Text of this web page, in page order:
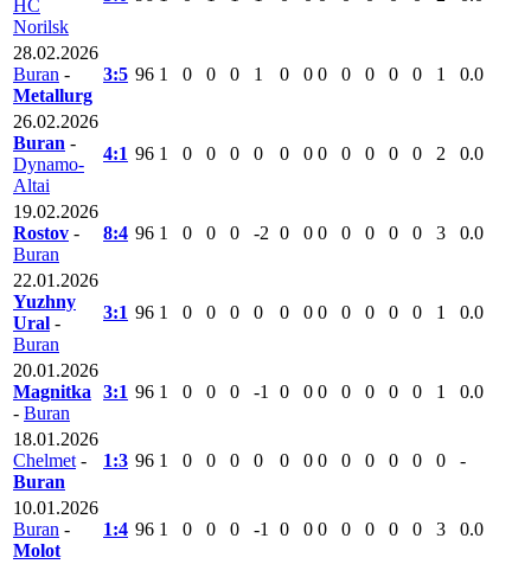
HC
Norilsk
28.02.2026
Buran -
Metallurg
3:5 96 1 0 0 0 1 0 0 0 0 0 0 0 1 0.0
26.02.2026
Buran -
Dynamo-
Altai
4:1 96 1 0 0 0 0 0 0 0 0 0 0 0 2 0.0
19.02.2026
Rostov -
Buran
8:4 96 1 0 0 0 -2 0 0 0 0 0 0 0 3 0.0
22.01.2026
Yuzhny
Ural -
Buran
3:1 96 1 0 0 0 0 0 0 0 0 0 0 0 1 0.0
20.01.2026
Magnitka
- Buran
3:1 96 1 0 0 0 -1 0 0 0 0 0 0 0 1 0.0
18.01.2026
Chelmet -
Buran
1:3 96 1 0 0 0 0 0 0 0 0 0 0 0 0 -
10.01.2026
Buran -
Molot
1:4 96 1 0 0 0 -1 0 0 0 0 0 0 0 3 0.0